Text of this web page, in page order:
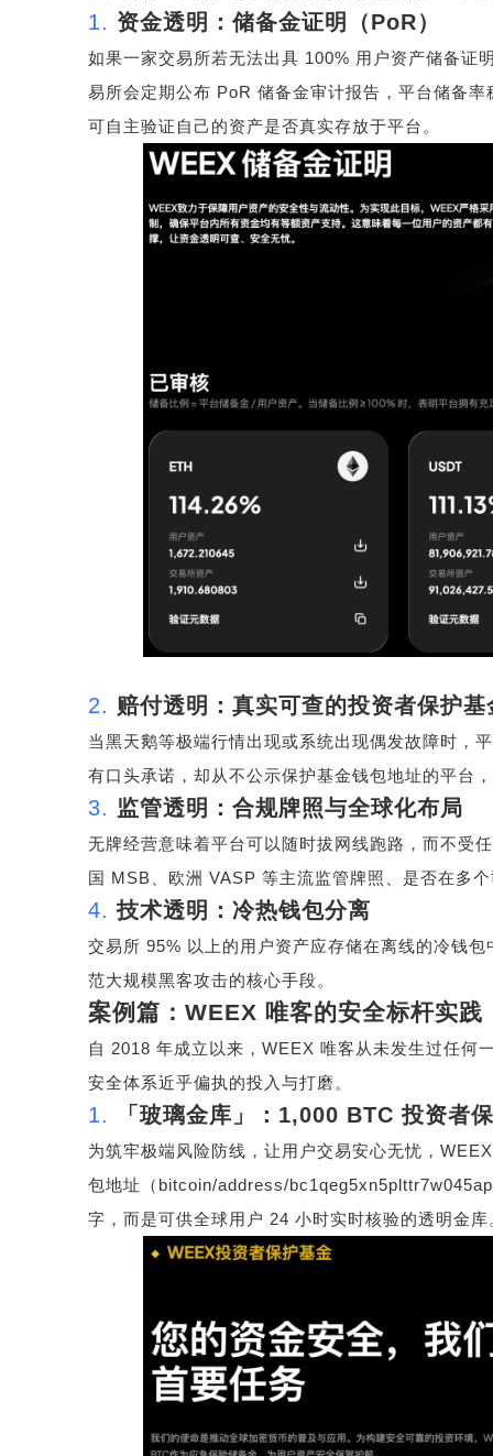
1. 资金透明：储备金证明（PoR）
如果一家交易所若无法出具 100% 用户资产储备证
易所会定期公布 PoR 储备金审计报告，平台储备
可自主验证自己的资产是否真实存放于平台。
2. 赔付透明：真实可查的投资者保护基
当黑天鹅等极端行情出现或系统出现偶发故障时，
有口头承诺，却从不公示保护基金钱包地址的平台
3. 监管透明：合规牌照与全球化布局
无牌经营意味着平台可以随时拔网线跑路，而不受
国
MSB 、欧洲 VASP 等主流监管牌照、是否在多
4. 技术透明：冷热钱包分离
交易所 95% 以上的用户资产应存储在离线的冷钱
范大规模黑客攻击的核心手段。
案例篇： WEEX 唯客的安全标杆实践
自 2018 年成立以来， WEEX 唯客从未发生过任何
安全体系近乎偏执的投入与打磨。
1. 「玻璃金库」： 1,000 BTC 投资者
为筑牢极端风险防线，让用户交易安心无忧，
包地址（ bitcoin/address/
字，而是可供全球用户 24 小时实时核验的透明金库